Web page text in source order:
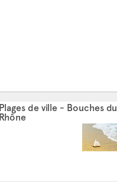
Plages de ville - Bouches du
Rhône